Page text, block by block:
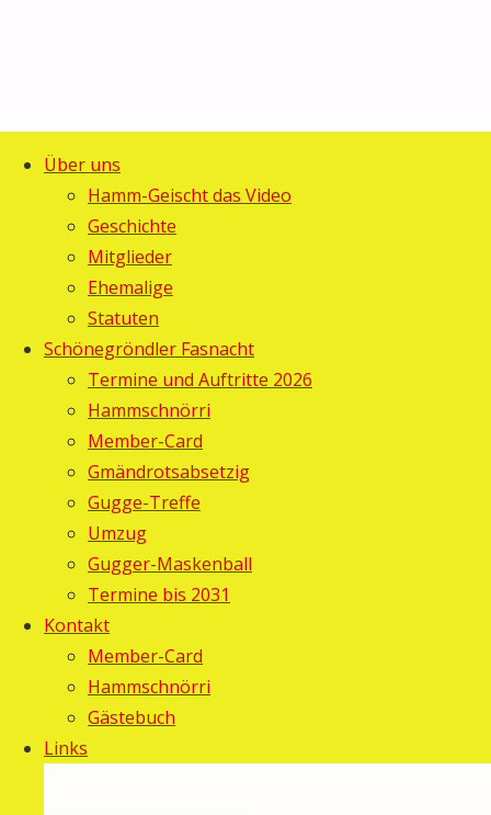
Über uns
Hamm-Geischt das Video
Geschichte
Mitglieder
Ehemalige
Statuten
Schönegröndler Fasnacht
Termine und Auftritte 2026
Hammschnörri
Member-Card
Gmändrotsabsetzig
Gugge-Treffe
Umzug
Gugger-Maskenball
Termine bis 2031
Kontakt
Member-Card
Hammschnörri
Gästebuch
Links
Start
Allgemein
Das Zelt-
Fescht 2013
Das
Zelt-
Fescht
2013
Haribo24.
August
201324.
August
2013
Allgemein
Auch dieses
Jahr durften
wir
Lömpe, Schönengrund